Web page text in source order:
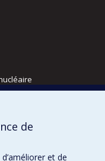
de
et de